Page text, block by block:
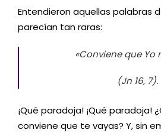
Entendieron aquellas palabras
parecían tan raras:
«Conviene que Yo
(Jn 16, 7).
¡Qué paradoja! ¡Qué paradoja!
conviene que te vayas? Y, sin